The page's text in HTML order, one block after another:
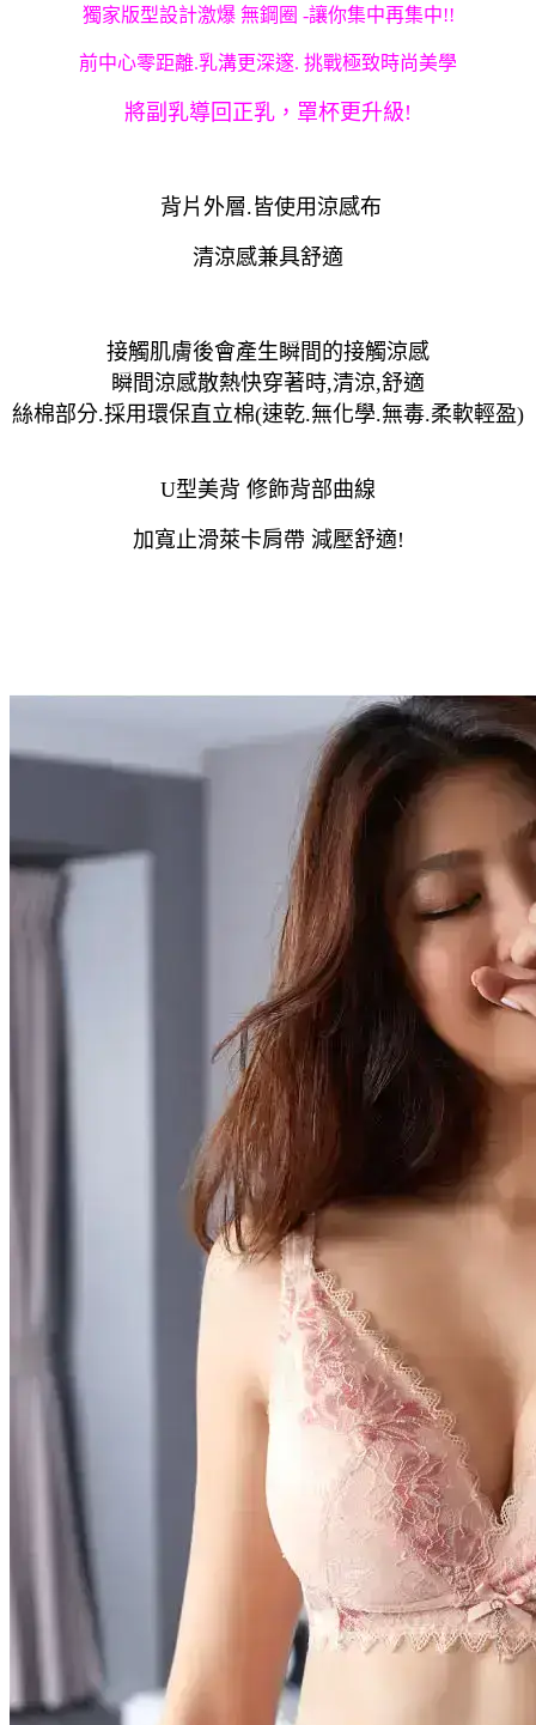
獨家版型設計激爆 無鋼圈 -讓你集中再集中!!
前中心零距離.乳溝更深邃. 挑戰極致時尚美學
將副乳導回正乳，罩杯更升級!
背片外層.皆使用涼感布
清涼感兼具舒適
接觸肌膚後會產生瞬間的接觸涼感
瞬間涼感散熱快穿著時,清涼,舒適
絲棉部分.採用環保直立棉(速乾.無化學.無毒.柔軟輕盈)
U型美背 修飾背部曲線
加寬止滑萊卡肩帶 減壓舒適!